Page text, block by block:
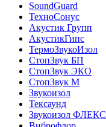
SoundGuard
ТехноСонус
Акустик Групп
АкустикГипс
ТермоЗвукоИзол
СтопЗвук БП
СтопЗвук ЭКО
СтопЗвук М
Звукоизол
Тексаунд
Звукоизол ФЛЕКС